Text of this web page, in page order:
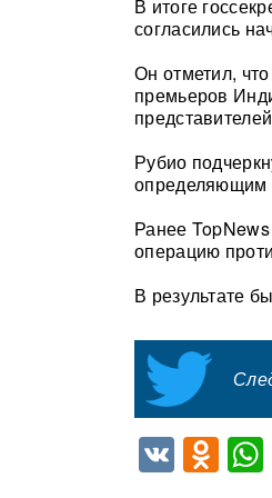
В итоге
согласились
Он отметил,
премьеров
Рубио
определяющим
Ранее TopNews
операцию
В результате
VK